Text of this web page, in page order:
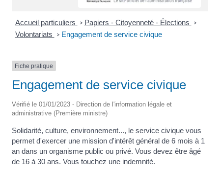
Accueil particuliers > Papiers - Citoyenneté - Élections >
Volontariats > Engagement de service civique
Fiche pratique
Engagement de service civique
Vérifié le 01/01/2023 - Direction de l'information légale et
administrative (Première ministre)
Solidarité, culture, environnement..., le service civique vous
permet d'exercer une mission d'intérêt général de 6 mois à 1
an dans un organisme public ou privé. Vous devez être âgé
de 16 à 30 ans. Vous touchez une indemnité.